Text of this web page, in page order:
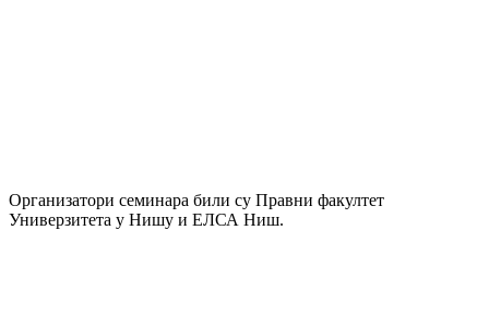
Организатори семинара били су Правни факултет
Универзитета у Нишу и ЕЛСА Ниш.